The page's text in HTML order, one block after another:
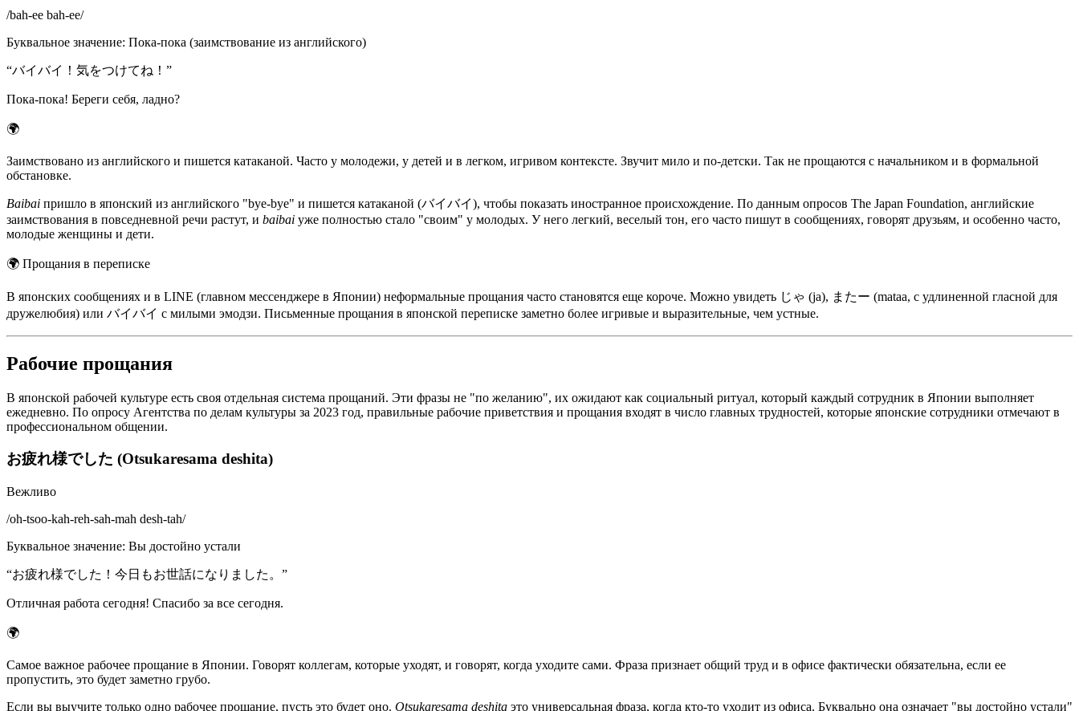
/bah-ee bah-ee/
Буквальное значение: Пока-пока (заимствование из английского)
“バイバイ！気をつけてね！ ”
Пока-пока! Береги себя, ладно?
🌍
Заимствовано из английского и пишется катаканой. Часто у молодежи, у детей и в легком, игривом контексте. Звучит мило и по-детски. Так не прощаются с начальником и в формальной
обстановке.
Baibai пришло в японский из английского "bye-bye" и пишется катаканой (バイバイ), чтобы показать иностранное происхождение. По данным опросов The Japan Foundation, английские
заимствования в повседневной речи растут, и baibai уже полностью стало "своим" у молодых. У него легкий, веселый тон, его часто пишут в сообщениях, говорят друзьям, и особенно часто,
молодые женщины и дети.
🌍 Прощания в переписке
В японских сообщениях и в LINE (главном мессенджере в Японии) неформальные прощания часто становятся еще короче. Можно увидеть じゃ (ja), またー (mataa, с удлиненной гласной для
дружелюбия) или バイバイ с милыми эмодзи. Письменные прощания в японской переписке заметно более игривые и выразительные, чем устные.
Рабочие прощания
В японской рабочей культуре есть своя отдельная система прощаний. Эти фразы не "по желанию", их ожидают как социальный ритуал, который каждый сотрудник в Японии выполняет
ежедневно. По опросу Агентства по делам культуры за 2023 год, правильные рабочие приветствия и прощания входят в число главных трудностей, которые японские сотрудники отмечают в
профессиональном общении.
お疲れ様でした (Otsukaresama deshita)
Вежливо
/oh-tsoo-kah-reh-sah-mah desh-tah/
Буквальное значение: Вы достойно устали
“お疲れ様でした！今日もお世話になりました。 ”
Отличная работа сегодня! Спасибо за все сегодня.
🌍
Самое важное рабочее прощание в Японии. Говорят коллегам, которые уходят, и говорят, когда уходите сами. Фраза признает общий труд и в офисе фактически обязательна, если ее
пропустить, это будет заметно грубо.
Если вы выучите только одно рабочее прощание, пусть это будет оно. Otsukaresama deshita это универсальная фраза, когда кто-то уходит из офиса. Буквально она означает "вы достойно устали"